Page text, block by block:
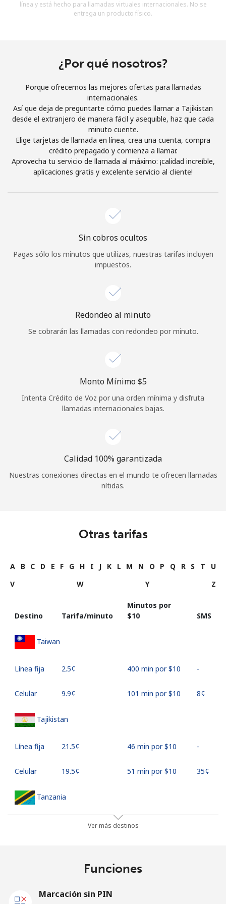
Al abrir una cuenta en este sitio web, estoy de acuerdo con
Términos y condiciones.
¡Hola!
Inicia sesión oREGÍSTRATE →
Iniciar Sesión
o
Continuar con
línea y está hecho para llamadas virtuales internacionales. No se
entrega un producto físico.
¿Por qué nosotros?
Porque ofrecemos las mejores ofertas para llamadas
internacionales.
Así que deja de preguntarte cómo puedes llamar a Tajikistan
desde el extranjero de manera fácil y asequible, haz que cada
minuto cuente.
Elige tarjetas de llamada en línea, crea una cuenta, compra
crédito prepagado y comienza a llamar.
Aprovecha tu servicio de llamada al máximo: ¡calidad increíble,
aplicaciones gratis y excelente servicio al cliente!
Sin cobros ocultos
Pagas sólo los minutos que utilizas, nuestras tarifas incluyen
impuestos.
Redondeo al minuto
Se cobrarán las llamadas con redondeo por minuto.
Monto Mínimo ⁦$5⁩
Intenta Crédito de Voz por una orden mínima y disfruta
llamadas internacionales bajas.
Calidad 100% garantizada
Nuestras conexiones directas en el mundo te ofrecen llamadas
nítidas.
Otras tarifas
A B C D E F G H I J K L M N O P Q R S T
U
V
W Y Z
Destino Tarifa/minuto
Minutos por
⁦$10⁩
SMS
Taiwan
Línea fija ⁦2.5¢⁩ 400 min por ⁦$10⁩ -
Celular ⁦9.9¢⁩ 101 min por ⁦$10⁩ ⁦8¢⁩
Tajikistan
Línea fija ⁦21.5¢⁩ 46 min por ⁦$10⁩ -
Celular ⁦19.5¢⁩ 51 min por ⁦$10⁩ ⁦35¢⁩
Tanzania
37 min por ⁦$10⁩
Línea fija
Ver más destinos
Funciones
Marcación sin PIN